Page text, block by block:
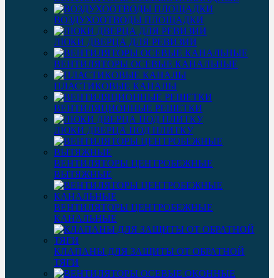
ВОЗДУХООТВОДЫ ПЛОЩАДКИ
ЛЮКИ ДВЕРЦА ДЛЯ РЕВИЗИИ
ВЕНТИЛЯТОРЫ ОСЕВЫЕ КАНАЛЬНЫЕ
ПЛАСТИКОВЫЕ КАНАЛЫ
ВЕНТИЛЯЦИОННЫЕ РЕШЕТКИ
ЛЮКИ ДВЕРЦА ПОД ПЛИТКУ
ВЕНТИЛЯТОРЫ ЦЕНТРОБЕЖНЫЕ
ВЫТЯЖНЫЕ
ВЕНТИЛЯТОРЫ ЦЕНТРОБЕЖНЫЕ
КАНАЛЬНЫЕ
КЛАПАНЫ ДЛЯ ЗАЩИТЫ ОТ ОБРАТНОЙ
ТЯГИ